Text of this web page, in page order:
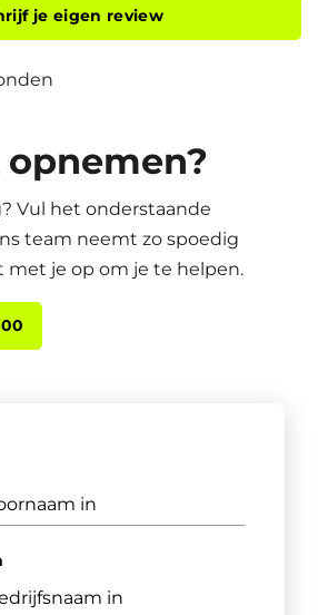
je eigen review
Vul het onderstaande
team neemt zo spoedig
met je op om je te helpen.